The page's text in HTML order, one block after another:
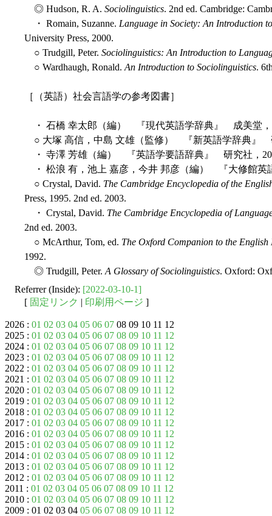
◎ Hudson, R. A. Sociolinguistics. 2nd ed. Cambridge:
・ Romain, Suzanne. Language in Society: An Introduction
University Press, 2000.
○ Trudgill, Peter. Sociolinguistics: An Introduction to
○ Wardhaugh, Ronald. An Introduction to Sociolinguistics.
［（英語）社会言語学の参考図書］
・ 石橋 幸太郎（編） 『現代英語学辞典』 成美堂，
○ 大塚 高信，中島 文雄（監修） 『新英語学辞典』
・ 寺澤 芳雄（編） 『英語学要語辞典』 研究社，
・ 松浪 有，池上 嘉彦，今井 邦彦（編） 『大修館英
○ Crystal, David. The Cambridge Encyclopedia of the
Press, 1995. 2nd ed. 2003.
・ Crystal, David. The Cambridge Encyclopedia of
2nd ed. 2003.
○ McArthur, Tom, ed. The Oxford Companion to the English
1992.
◎ Trudgill, Peter. A Glossary of Sociolinguistics. Oxford:
Referrer (Inside): [2022-03-10-1]
[ 固定リンク | 印刷用ページ ]
2026 : 01 02 03 04 05 06 07 08 09 10 11 12
2025 : 01 02 03 04 05 06 07 08 09 10 11 12
2024 : 01 02 03 04 05 06 07 08 09 10 11 12
2023 : 01 02 03 04 05 06 07 08 09 10 11 12
2022 : 01 02 03 04 05 06 07 08 09 10 11 12
2021 : 01 02 03 04 05 06 07 08 09 10 11 12
2020 : 01 02 03 04 05 06 07 08 09 10 11 12
2019 : 01 02 03 04 05 06 07 08 09 10 11 12
2018 : 01 02 03 04 05 06 07 08 09 10 11 12
2017 : 01 02 03 04 05 06 07 08 09 10 11 12
2016 : 01 02 03 04 05 06 07 08 09 10 11 12
2015 : 01 02 03 04 05 06 07 08 09 10 11 12
2014 : 01 02 03 04 05 06 07 08 09 10 11 12
2013 : 01 02 03 04 05 06 07 08 09 10 11 12
2012 : 01 02 03 04 05 06 07 08 09 10 11 12
2011 : 01 02 03 04 05 06 07 08 09 10 11 12
2010 : 01 02 03 04 05 06 07 08 09 10 11 12
2009 : 01 02 03 04 05 06 07 08 09 10 11 12